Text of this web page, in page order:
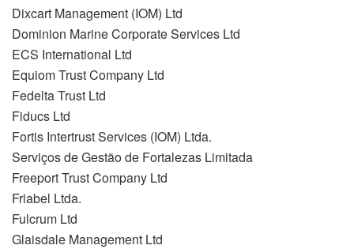
Dixcart Management (IOM) Ltd
Dominion Marine Corporate Services Ltd
ECS International Ltd
Equiom Trust Company Ltd
Fedelta Trust Ltd
Fiducs Ltd
Fortis Intertrust Services (IOM) Ltda.
Serviços de Gestão de Fortalezas Limitada
Freeport Trust Company Ltd
Friabel Ltda.
Fulcrum Ltd
Glaisdale Management Ltd